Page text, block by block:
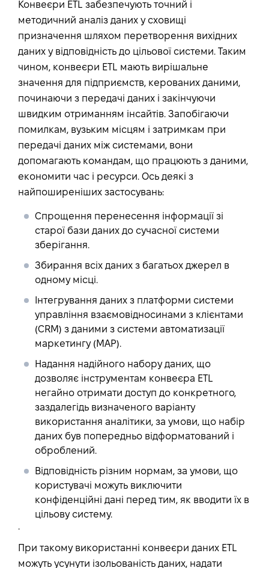
Конвеєри ETL забезпечують точний і
методичний аналіз даних у сховищі
призначення шляхом перетворення вихідних
даних у відповідність до цільової системи. Таким
чином, конвеєри ETL мають вирішальне
значення для підприємств, керованих даними,
починаючи з передачі даних і закінчуючи
швидким отриманням інсайтів. Запобігаючи
помилкам, вузьким місцям і затримкам при
передачі даних між системами, вони
допомагають командам, що працюють з даними,
економити час і ресурси. Ось деякі з
найпоширеніших застосувань:
Спрощення перенесення інформації зі
старої бази даних до сучасної системи
зберігання.
Збирання всіх даних з багатьох джерел в
одному місці.
Інтегрування даних з платформи системи
управління взаємовідносинами з клієнтами
(CRM) з даними з системи автоматизації
маркетингу (MAP).
Надання надійного набору даних, що
дозволяє інструментам конвеєра ETL
негайно отримати доступ до конкретного,
заздалегідь визначеного варіанту
використання аналітики, за умови, що набір
даних був попередньо відформатований і
оброблений.
Відповідність різним нормам, за умови, що
користувачі можуть виключити
конфіденційні дані перед тим, як вводити їх в
цільову систему.
.
При такому використанні конвеєри даних ETL
можуть усунути ізольованість даних, надати